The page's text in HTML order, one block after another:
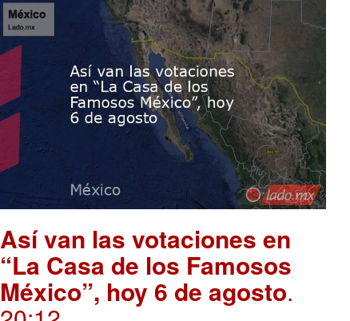
Así van las votaciones en
“La Casa de los Famosos
México”, hoy 6 de agosto.